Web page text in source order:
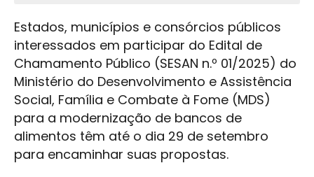
Estados, municípios e consórcios públicos
interessados em participar do Edital de
Chamamento Público (SESAN n.º 01/2025) do
Ministério do Desenvolvimento e Assistência
Social, Família e Combate à Fome (MDS)
para a modernização de bancos de
alimentos têm até o dia 29 de setembro
para encaminhar suas propostas.